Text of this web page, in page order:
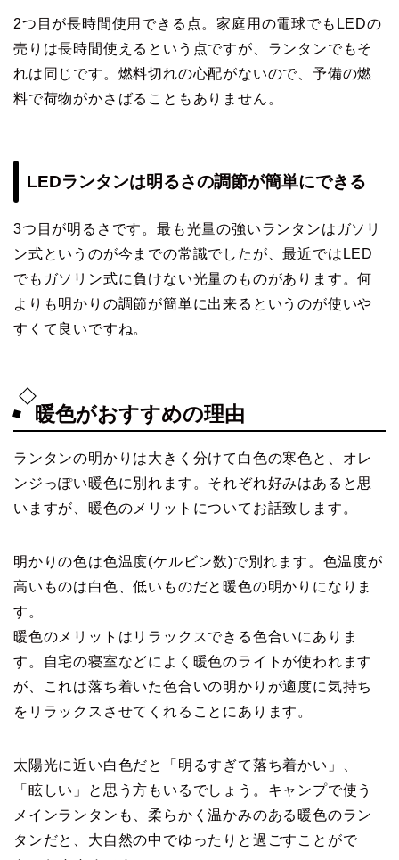
2つ目が長時間使用できる点。家庭用の電球でもLEDの
売りは長時間使えるという点ですが、ランタンでもそ
れは同じです。燃料切れの心配がないので、予備の燃
料で荷物がかさばることもありません。
LEDランタンは明るさの調節が簡単にできる
3つ目が明るさです。最も光量の強いランタンはガソリ
ン式というのが今までの常識でしたが、最近ではLED
でもガソリン式に負けない光量のものがあります。何
よりも明かりの調節が簡単に出来るというのが使いや
すくて良いですね。
暖色がおすすめの理由
ランタンの明かりは大きく分けて白色の寒色と、オレ
ンジっぽい暖色に別れます。それぞれ好みはあると思
いますが、暖色のメリットについてお話致します。
明かりの色は色温度(ケルビン数)で別れます。色温度が
高いものは白色、低いものだと暖色の明かりになりま
す。
暖色のメリットはリラックスできる色合いにありま
す。自宅の寝室などによく暖色のライトが使われます
が、これは落ち着いた色合いの明かりが適度に気持ち
をリラックスさせてくれることにあります。
太陽光に近い白色だと「明るすぎて落ち着かい」、
「眩しい」と思う方もいるでしょう。キャンプで使う
メインランタンも、柔らかく温かみのある暖色のラン
タンだと、大自然の中でゆったりと過ごすことがで